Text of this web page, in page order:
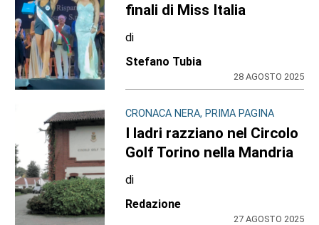
finali di Miss Italia
di
Stefano Tubia
28 AGOSTO 2025
CRONACA NERA, PRIMA PAGINA
I ladri razziano nel Circolo
Golf Torino nella Mandria
di
Redazione
27 AGOSTO 2025